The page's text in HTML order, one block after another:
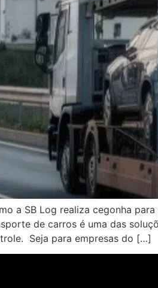
a SB Log realiza cegonha
de carros é uma das
Seja para empresas do […]